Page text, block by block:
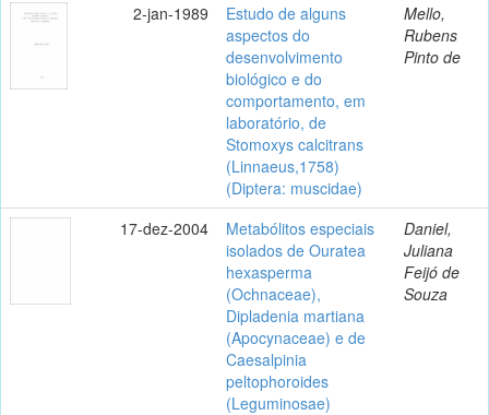
2-jan-1989
Estudo de alguns
aspectos do
desenvolvimento
biológico e do
comportamento, em
laboratório, de
Stomoxys calcitrans
(Linnaeus,1758)
(Diptera: muscidae)
Mello,
Rubens
Pinto de
17-dez-2004
Metabólitos especiais
isolados de Ouratea
hexasperma
(Ochnaceae),
Dipladenia martiana
(Apocynaceae) e de
Caesalpinia
peltophoroides
(Leguminosae)
Daniel,
Juliana
Feijó de
Souza